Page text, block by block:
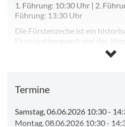
1. Führung: 10:30 Uhr | 2.
Führung: 13:30 Uhr
Die Fürstenzeche ist ein
Flussspatbergwerk und das
im Bayerischen Wald,
technischer Probleme wurde
bergbaubegeisterter
Öffnungszeiten:
Termine
Samstag, 06.06.2026 10:30-
Montag, 08.06.2026 10:30-